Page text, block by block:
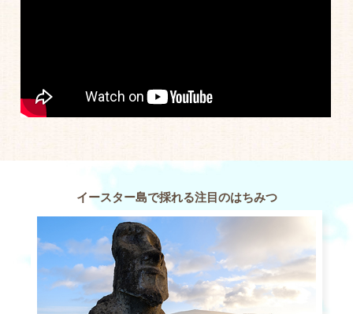
イースター島で採れる注目のはちみつ